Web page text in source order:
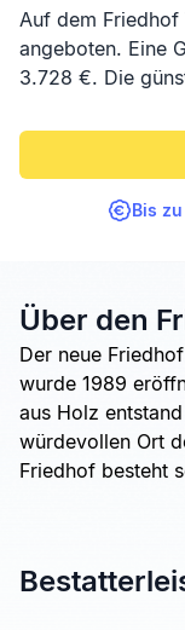
Auf dem
angeboten. Eine
3.728 €. Die
Bis
Über den
Der neue
wurde 1989
aus Holz
würdevollen Ort
Friedhof besteht